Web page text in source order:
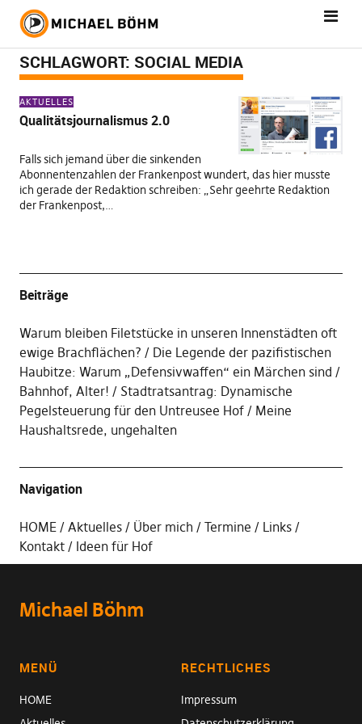
SCHLAGWORT: SOCIAL MEDIA
AKTUELLES
Qualitätsjournalismus 2.0
Falls sich jemand über die sinkenden
Abonnentenzahlen der Frankenpost wundert, das hier musste
ich gerade der Redaktion schreiben: „Sehr geehrte Redaktion
der Frankenpost,…
Beiträge
Warum bleiben Filetstücke in unseren Innenstädten oft
ewige Brachflächen?
Die Legende der pazifistischen
Haubitze: Warum „Defensivwaffen“ ein Märchen sind
Bahnhof, Alter!
Stadtratsantrag: Dynamische
Pegelsteuerung für den Untreusee Hof
Meine
Haushaltsrede, ungehalten
Navigation
HOME Aktuelles Über mich Termine
Links
Kontakt
Ideen für Hof
Michael Böhm
MENÜ
HOME
RECHTLICHES
Impressum